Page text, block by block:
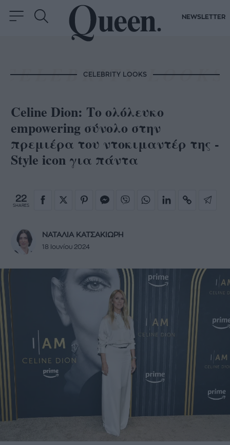
NEWSLETTER
CELEBRITY LOOKS
Celine Dion: Το ολόλευκο
empowering σύνολο στην
πρεμιέρα του ντοκιμαντέρ της -
Style icon για πάντα
22
SHARES
ΝΑΤΑΛΙΑ ΚΑΤΣΑΚΙΩΡΗ
18 Ιουνίου 2024